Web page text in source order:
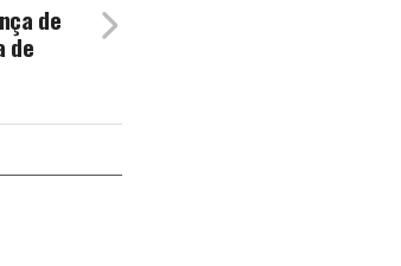
de
de